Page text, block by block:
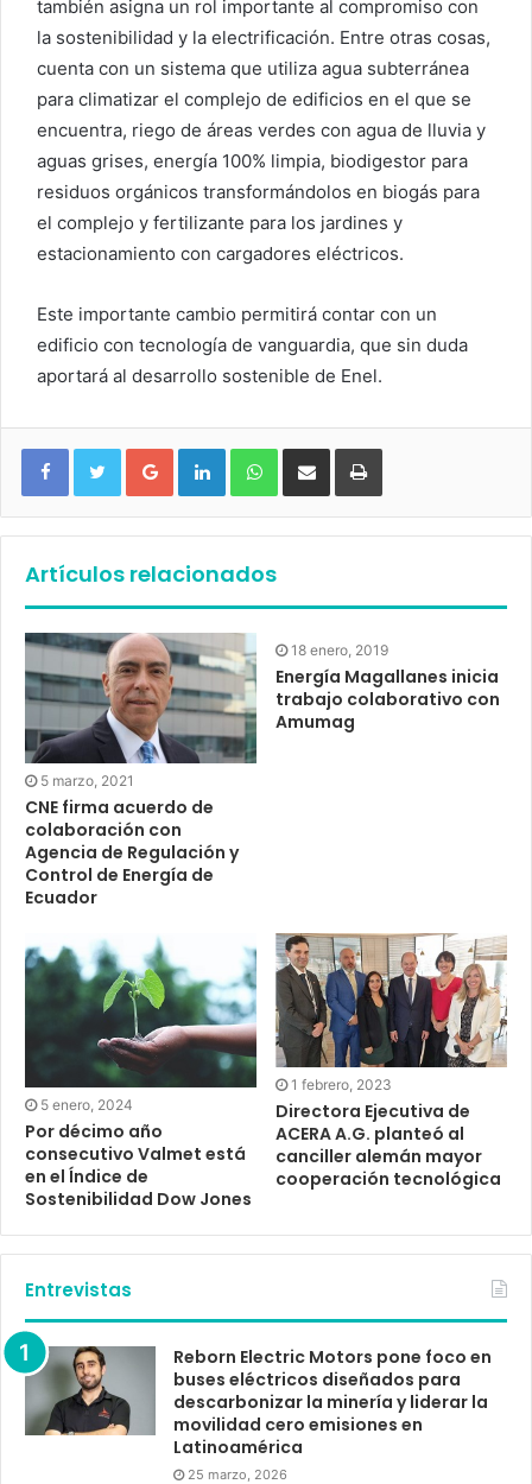
también asigna un rol importante al compromiso con
la sostenibilidad y la electrificación. Entre otras cosas,
cuenta con un sistema que utiliza agua subterránea
para climatizar el complejo de edificios en el que se
encuentra, riego de áreas verdes con agua de lluvia y
aguas grises, energía 100% limpia, biodigestor para
residuos orgánicos transformándolos en biogás para
el complejo y fertilizante para los jardines y
estacionamiento con cargadores eléctricos.
Este importante cambio permitirá contar con un
edificio con tecnología de vanguardia, que sin duda
aportará al desarrollo sostenible de Enel.
Google+ LinkedIn WhatsApp
Artículos relacionados
5 marzo, 2021
CNE firma acuerdo de
colaboración con
Agencia de Regulación y
Control de Energía de
Ecuador
18 enero, 2019
Energía Magallanes inicia
trabajo colaborativo con
Amumag
5 enero, 2024
Por décimo año
consecutivo Valmet está
en el Índice de
Sostenibilidad Dow Jones
1 febrero, 2023
Directora Ejecutiva de
ACERA A.G. planteó al
canciller alemán mayor
cooperación tecnológica
Entrevistas
Reborn Electric Motors pone foco en
buses eléctricos diseñados para
descarbonizar la minería y liderar la
movilidad cero emisiones en
Latinoamérica
25 marzo, 2026